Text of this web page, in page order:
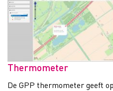
Thermometer
De GPP thermometer geeft